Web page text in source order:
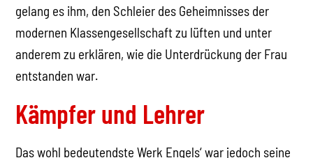
gelang es ihm, den Schleier des Geheimnisses der
modernen Klassengesellschaft zu lüften und unter
anderem zu erklären, wie die Unterdrückung der Frau
entstanden war.
Kämpfer und Lehrer
Das wohl bedeutendste Werk Engels‘ war jedoch seine